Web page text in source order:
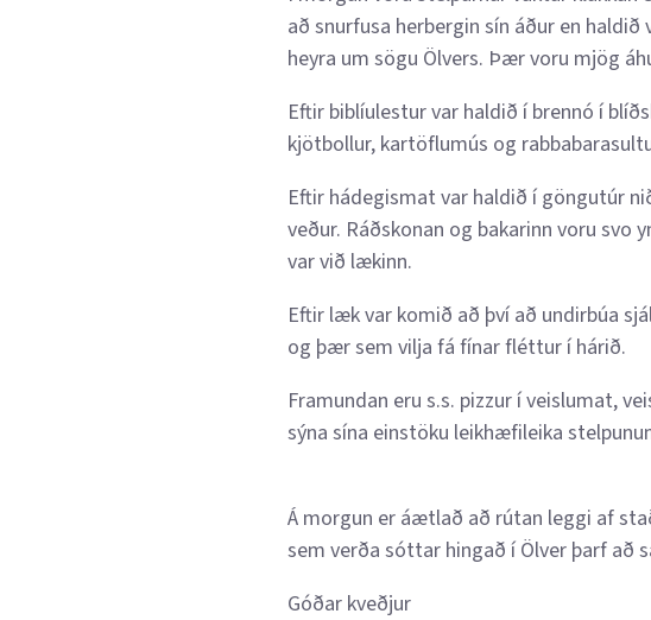
að snurfusa herbergin sín áður en
heyra um sögu Ölvers. Þær voru mjög
Eftir biblíulestur var haldið í brennó í
kjötbollur, kartöflumús og
Eftir hádegismat var haldið í göngutúr
veður. Ráðskonan og bakarinn voru
var við lækinn.
Eftir læk var komið að því að undirbúa
og þær sem vilja fá fínar fléttur í hárið.
Framundan eru s.s. pizzur í veislumat,
sýna sína einstöku leikhæfileika
Á morgun er áætlað að rútan leggi af
sem verða sóttar hingað í Ölver þarf að
Góðar kveðjur